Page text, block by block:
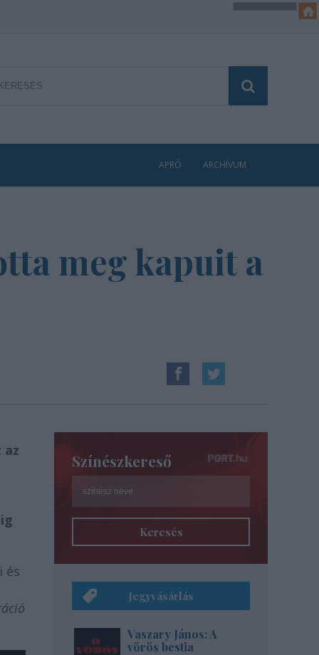
APRÓ ARCHÍVUM
meg kapuit a
és
Színészkereső
Keresés
Jegyvásárlás
Vaszary János: A
vörös bestia